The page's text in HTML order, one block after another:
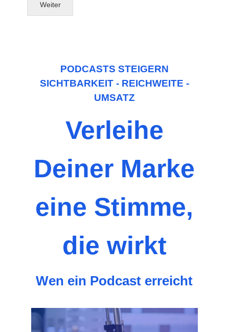
Weiter
PODCASTS STEIGERN
SICHTBARKEIT - REICHWEITE -
UMSATZ
Verleihe
Deiner Marke
eine Stimme,
die wirkt
Wen ein Podcast erreicht